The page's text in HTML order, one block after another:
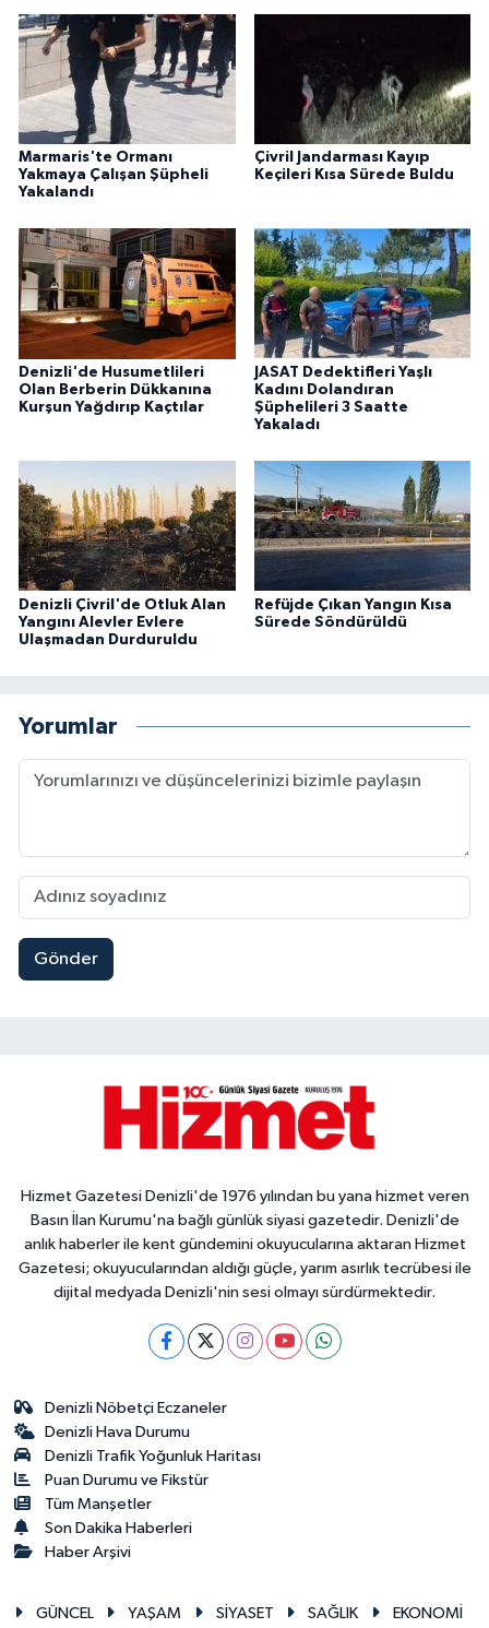
Marmaris'te Ormanı
Yakmaya Çalışan Şüpheli
Yakalandı
Çivril Jandarması Kayıp
Keçileri Kısa Sürede Buldu
Denizli'de Husumetlileri
Olan Berberin Dükkanına
Kurşun Yağdırıp Kaçtılar
JASAT Dedektifleri Yaşlı
Kadını Dolandıran
Şüphelileri 3 Saatte
Yakaladı
Denizli Çivril'de Otluk Alan
Yangını Alevler Evlere
Ulaşmadan Durduruldu
Refüjde Çıkan Yangın Kısa
Sürede Söndürüldü
Yorumlar
Gönder
Hizmet Gazetesi Denizli'de 1976 yılından bu yana hizmet veren
Basın İlan Kurumu'na bağlı günlük siyasi gazetedir. Denizli'de
anlık haberler ile kent gündemini okuyucularına aktaran Hizmet
Gazetesi; okuyucularından aldığı güçle, yarım asırlık tecrübesi ile
dijital medyada Denizli'nin sesi olmayı sürdürmektedir.
Denizli Nöbetçi Eczaneler
Denizli Hava Durumu
Denizli Trafik Yoğunluk Haritası
Puan Durumu ve Fikstür
Tüm Manşetler
Son Dakika Haberleri
Haber Arşivi
GÜNCEL YAŞAM SİYASET SAĞLIK EKONOMİ